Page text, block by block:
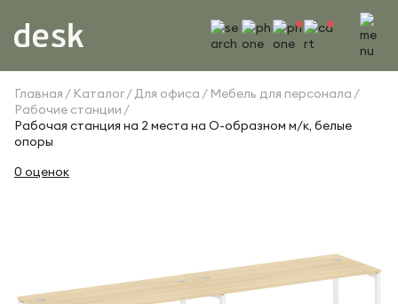
Главная Каталог Для офиса
Мебель для персонала
Рабочие станции
Рабочая станция на 2 места на О-образном м/к, белые
опоры
0 оценок